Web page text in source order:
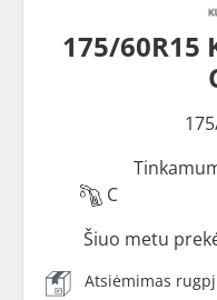
175/60R15
C
Šiuo metu
Atsiėmimas